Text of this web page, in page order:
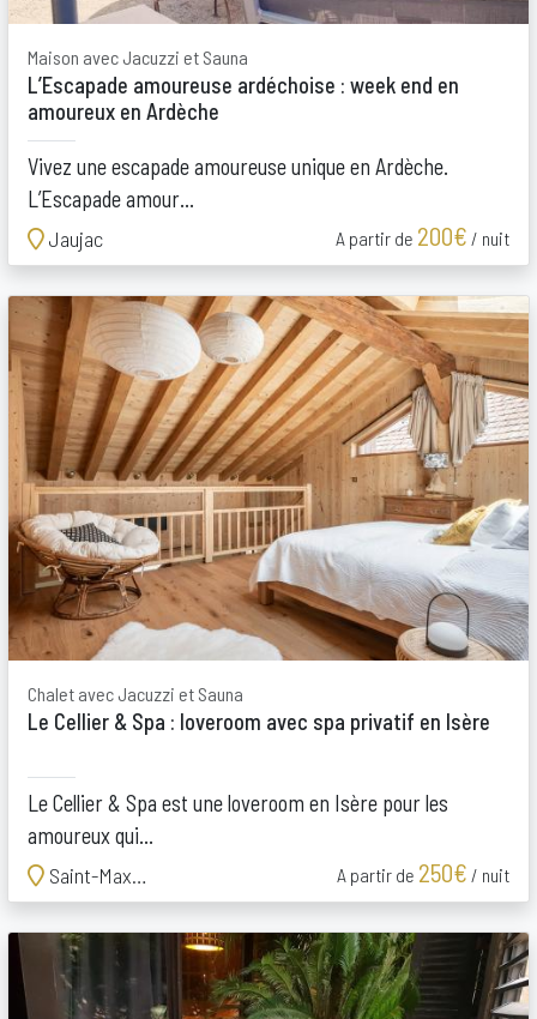
Maison avec Jacuzzi et Sauna
L’Escapade amoureuse ardéchoise : week end en
amoureux en Ardèche
Vivez une escapade amoureuse unique en Ardèche.
L’Escapade amour...
Jaujac
A partir de 200€ / nuit
Chalet avec Jacuzzi et Sauna
Le Cellier & Spa : loveroom avec spa privatif en Isère
Le Cellier & Spa est une loveroom en Isère pour les
amoureux qui...
Saint-Maximin
A partir de 250€ / nuit